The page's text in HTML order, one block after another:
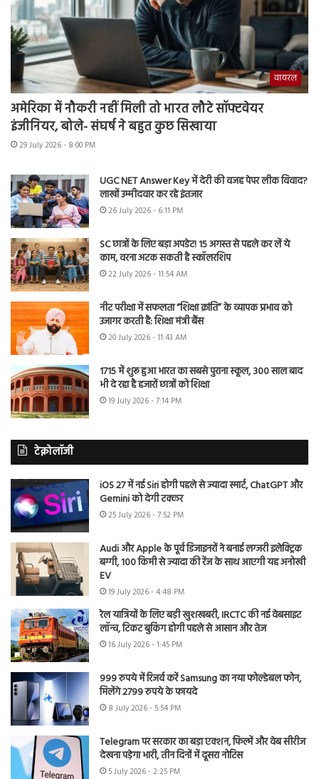
वायरल
अमेरिका में नौकरी नहीं मिली तो भारत लौटे सॉफ्टवेयर
इंजीनियर, बोले- संघर्ष ने बहुत कुछ सिखाया
29 July 2026 - 8:00 PM
UGC NET Answer Key में देरी की वजह पेपर लीक विवाद?
लाखों उम्मीदवार कर रहे इंतजार
26 July 2026 - 6:11 PM
SC छात्रों के लिए बड़ा अपडेट! 15 अगस्त से पहले कर लें ये
काम, वरना अटक सकती है स्कॉलरशिप
22 July 2026 - 11:54 AM
नीट परीक्षा में सफलता “शिक्षा क्रांति” के व्यापक प्रभाव को
उजागर करती है: शिक्षा मंत्री बैंस
20 July 2026 - 11:43 AM
1715 में शुरू हुआ भारत का सबसे पुराना स्कूल, 300 साल बाद
भी दे रहा है हजारों छात्रों को शिक्षा
19 July 2026 - 7:14 PM
टेक्नोलॉजी
iOS 27 में नई Siri होगी पहले से ज्यादा स्मार्ट, ChatGPT और
Gemini को देगी टक्कर
25 July 2026 - 7:52 PM
Audi और Apple के पूर्व डिजाइनरों ने बनाई लग्जरी इलेक्ट्रिक
बग्गी, 100 किमी से ज्यादा की रेंज के साथ आएगी यह अनोखी
EV
19 July 2026 - 4:48 PM
रेल यात्रियों के लिए बड़ी खुशखबरी, IRCTC की नई वेबसाइट
लॉन्च, टिकट बुकिंग होगी पहले से आसान और तेज
16 July 2026 - 1:45 PM
999 रुपये में रिजर्व करें Samsung का नया फोल्डेबल फोन,
मिलेंगे 2799 रुपये के फायदे
8 July 2026 - 5:54 PM
Telegram पर सरकार का बड़ा एक्शन, फिल्में और वेब सीरीज
देखना पड़ेगा भारी, तीन दिनों में दूसरा नोटिस
5 July 2026 - 2:25 PM